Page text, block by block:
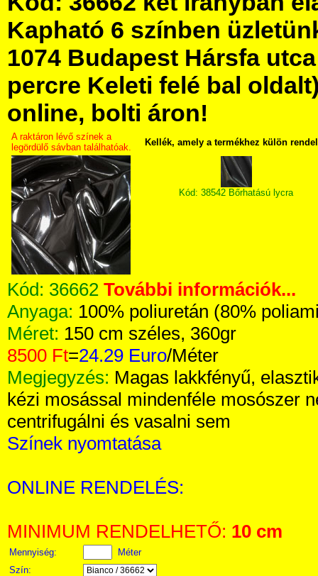
Kapható 6 színben
1074 Budapest Hársfa
percre Keleti felé bal
online, bolti áron!
A raktáron lévő színek a
legördülő sávban találhatóak.
Kellék, amely a termékhez külön
Kód: 38542 Bőrhatású lycra
Kód: 36662 További információk...
Anyaga: 100% poliuretán (80%
Méret: 150 cm széles, 360gr
8500 Ft=24.29 Euro/Méter
Megjegyzés: Magas lakkfényű,
kézi mosással mindenféle mosószer
centrifugálni és vasalni sem
Színek nyomtatása
ONLINE RENDELÉS:
MINIMUM RENDELHETŐ: 10 cm
Mennyiség:
Méter
Szín: